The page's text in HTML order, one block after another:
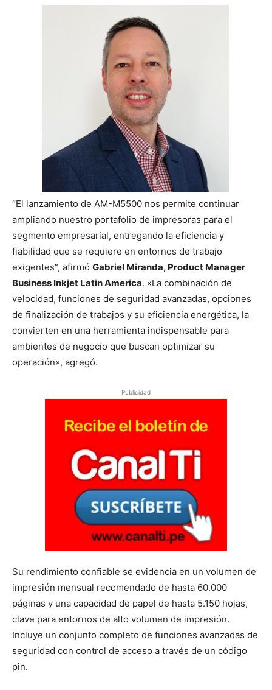
“El lanzamiento de AM-M5500 nos permite continuar
ampliando nuestro portafolio de impresoras para el
segmento empresarial, entregando la eficiencia y
fiabilidad que se requiere en entornos de trabajo
exigentes”, afirmó Gabriel Miranda, Product Manager
Business Inkjet Latin America. «La combinación de
velocidad, funciones de seguridad avanzadas, opciones
de finalización de trabajos y su eficiencia energética, la
convierten en una herramienta indispensable para
ambientes de negocio que buscan optimizar su
operación», agregó.
Publicidad
Su rendimiento confiable se evidencia en un volumen de
impresión mensual recomendado de hasta 60.000
páginas y una capacidad de papel de hasta 5.150 hojas,
clave para entornos de alto volumen de impresión.
Incluye un conjunto completo de funciones avanzadas de
seguridad con control de acceso a través de un código
pin.